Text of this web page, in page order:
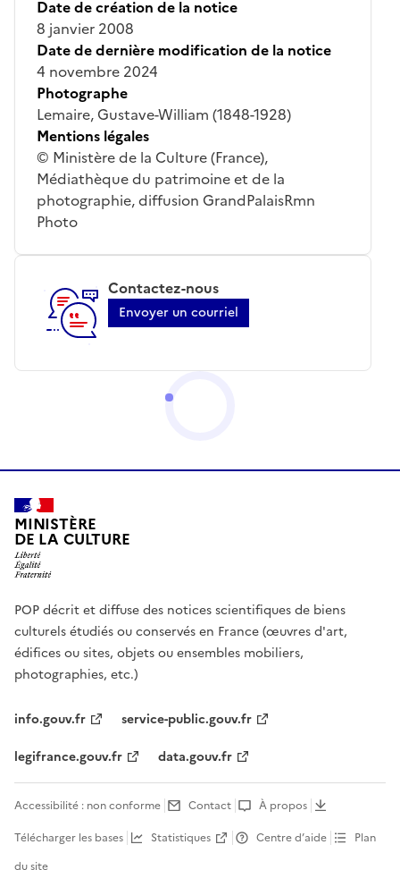
Date de création de la notice
8 janvier 2008
Date de dernière modification de la notice
4 novembre 2024
Photographe
Lemaire, Gustave-William (1848-1928)
Mentions légales
© Ministère de la Culture (France),
Médiathèque du patrimoine et de la
photographie, diffusion GrandPalaisRmn
Photo
Contactez-nous
Envoyer un courriel
MINISTÈRE
DE LA CULTURE
POP décrit et diffuse des notices scientifiques de biens
culturels étudiés ou conservés en France (œuvres d'art,
édifices ou sites, objets ou ensembles mobiliers,
photographies, etc.)
info.gouv.fr
service-public.gouv.fr
legifrance.gouv.fr
data.gouv.fr
Accessibilité : non conforme Contact
À propos
Télécharger les bases
Statistiques Centre d’aide
Plan
du site